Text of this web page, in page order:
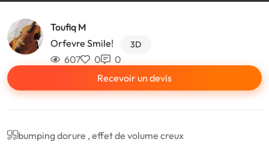
Toufiq M
Orfevre Smile!
3D
607 0
0
Recevoir un devis
bumping dorure , effet de volume creux